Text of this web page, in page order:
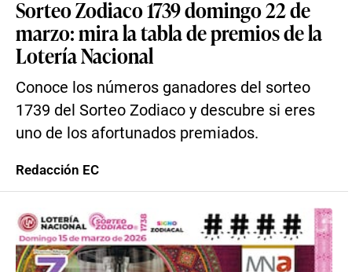
Sorteo Zodiaco 1739 domingo 22 de
marzo: mira la tabla de premios de la
Lotería Nacional
Conoce los números ganadores del sorteo
1739 del Sorteo Zodiaco y descubre si eres
uno de los afortunados premiados.
Redacción EC